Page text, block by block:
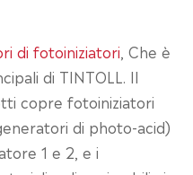
di fotoiniziatori , Che è
di TINTOLL. Il
copre fotoiniziatori
di photo-acid)
1 e 2, e i